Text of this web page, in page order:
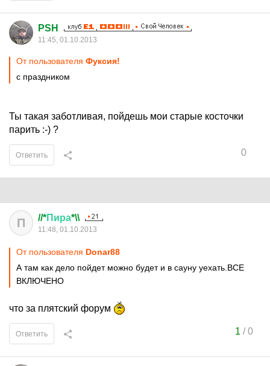
PSH
11:45, 01.10.2013
От пользователя Фуксия!
с праздником
Ты такая заботливая, пойдешь мои старые косточки
парить :-) ?
0
Ответить
П //*Пира*\\
11:48, 01.10.2013
От пользователя Donar88
А там как дело пойдет можно будет и в сауну уехать.ВСЕ
ВКЛЮЧЕНО
что за плятский форум
1 /0
Ответить